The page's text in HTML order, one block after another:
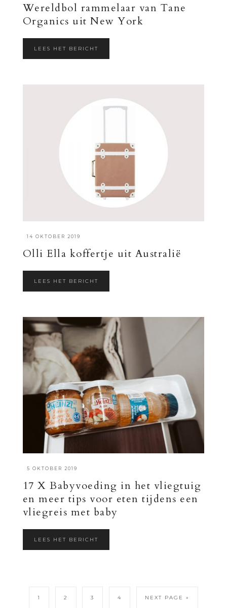
Wereldbol rammelaar van Tane
Organics uit New York
LEES HET BERICHT
·14 OKTOBER 2019
Olli Ella koffertje uit Australië
LEES HET BERICHT
5 OKTOBER 2019
17 X Babyvoeding in het vliegtuig
en meer tips voor eten tijdens een
vliegreis met baby
LEES HET BERICHT
1 2 3 4 NEXT PAGE »